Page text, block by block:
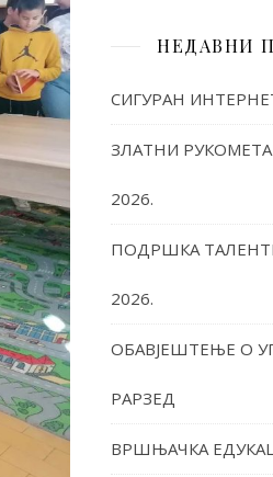
НЕДАВНИ
СИГУРАН
ЗЛАТНИ
2026.
ПОДРШКА
2026.
ОБАВЈЕШТЕЊЕ О
РАРЗЕД
ВРШЊАЧКА